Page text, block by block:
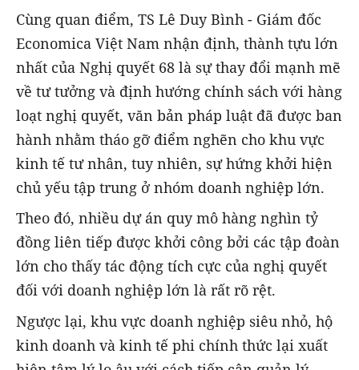
Cùng quan điểm, TS Lê Duy Bình - Giám đốc
Economica Việt Nam nhận định, thành tựu lớn
nhất của Nghị quyết 68 là sự thay đổi mạnh mẽ
về tư tưởng và định hướng chính sách với hàng
loạt nghị quyết, văn bản pháp luật đã được ban
hành nhằm tháo gỡ điểm nghẽn cho khu vực
kinh tế tư nhân, tuy nhiên, sự hứng khởi hiện
chủ yếu tập trung ở nhóm doanh nghiệp lớn.
Theo đó, nhiều dự án quy mô hàng nghìn tỷ
đồng liên tiếp được khởi công bởi các tập đoàn
lớn cho thấy tác động tích cực của nghị quyết
đối với doanh nghiệp lớn là rất rõ rệt.
Ngược lại, khu vực doanh nghiệp siêu nhỏ, hộ
kinh doanh và kinh tế phi chính thức lại xuất